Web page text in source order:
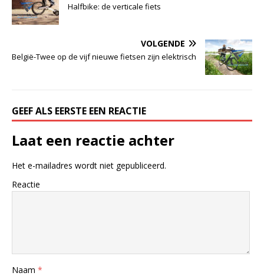
Halfbike: de verticale fiets
VOLGENDE
België-Twee op de vijf nieuwe fietsen zijn elektrisch
GEEF ALS EERSTE EEN REACTIE
Laat een reactie achter
Het e-mailadres wordt niet gepubliceerd.
Reactie
Naam *